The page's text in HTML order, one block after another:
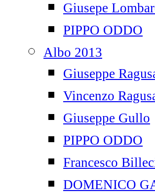
Giusepe
PIPPO ODDO
Albo 2013
Giuseppe
Vincenzo
Giuseppe Gullo
PIPPO ODDO
Francesco
DOMENICO